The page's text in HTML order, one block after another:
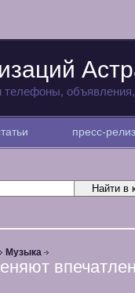
телефоны,
пресс-
Музыка